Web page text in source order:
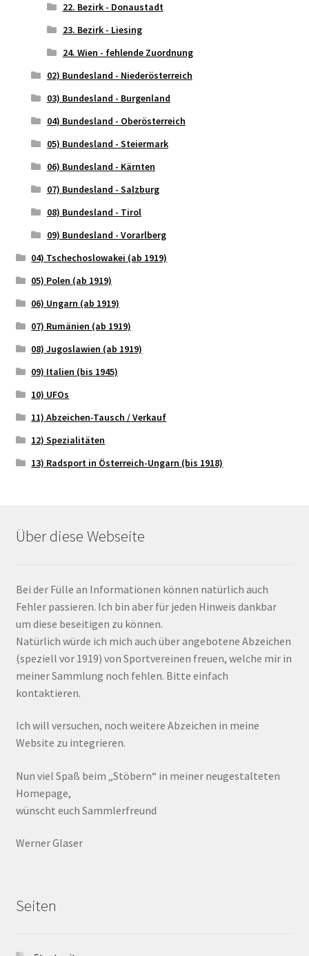
22. Bezirk - Donaustadt
23. Bezirk - Liesing
24. Wien - fehlende Zuordnung
02) Bundesland - Niederösterreich
03) Bundesland - Burgenland
04) Bundesland - Oberösterreich
05) Bundesland - Steiermark
06) Bundesland - Kärnten
07) Bundesland - Salzburg
08) Bundesland - Tirol
09) Bundesland - Vorarlberg
04) Tschechoslowakei (ab 1919)
05) Polen (ab 1919)
06) Ungarn (ab 1919)
07) Rumänien (ab 1919)
08) Jugoslawien (ab 1919)
09) Italien (bis 1945)
10) UFOs
11) Abzeichen-Tausch / Verkauf
12) Spezialitäten
13) Radsport in Österreich-Ungarn (bis 1918)
Über diese Webseite
Bei der Fülle an Informationen können natürlich auch
Fehler passieren. Ich bin aber für jeden Hinweis dankbar
um diese beseitigen zu können.
Natürlich würde ich mich auch über angebotene Abzeichen
(speziell vor 1919) von Sportvereinen freuen, welche mir in
meiner Sammlung noch fehlen. Bitte einfach
kontaktieren.
Ich will versuchen, noch weitere Abzeichen in meine
Website zu integrieren.
Nun viel Spaß beim „Stöbern“ in meiner neugestalteten
Homepage,
wünscht euch Sammlerfreund
Werner Glaser
Seiten